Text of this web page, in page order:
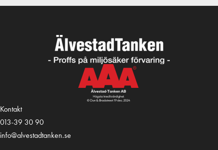
Kontakt
013-39 30 90
info@alvestadtanken.se